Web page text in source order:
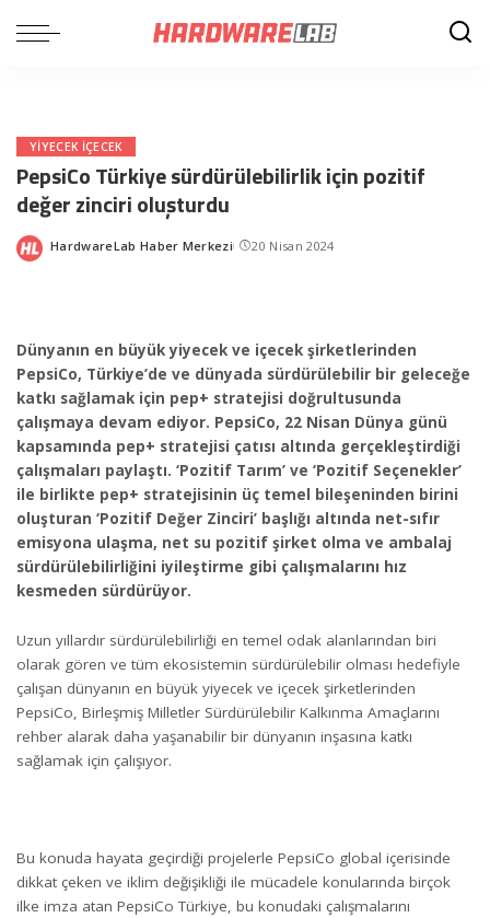
YIYECEK IÇECEK
PepsiCo Türkiye sürdürülebilirlik için pozitif
değer zinciri oluşturdu
Posted
HardwareLab Haber Merkezi 20 Nisan 2024
Dünyanın en büyük yiyecek ve içecek şirketlerinden
PepsiCo, Türkiye’de ve dünyada sürdürülebilir bir geleceğe
katkı sağlamak için pep+ stratejisi doğrultusunda
çalışmaya devam ediyor. PepsiCo, 22 Nisan Dünya günü
kapsamında pep+ stratejisi çatısı altında gerçekleştirdiği
çalışmaları paylaştı. ‘Pozitif Tarım’ ve ‘Pozitif Seçenekler’
ile birlikte pep+ stratejisinin üç temel bileşeninden birini
oluşturan ‘Pozitif Değer Zinciri’ başlığı altında net-sıfır
emisyona ulaşma, net su pozitif şirket olma ve ambalaj
sürdürülebilirliğini iyileştirme gibi çalışmalarını hız
kesmeden sürdürüyor.
Uzun yıllardır sürdürülebilirliği en temel odak alanlarından biri
olarak gören ve tüm ekosistemin sürdürülebilir olması hedefiyle
çalışan dünyanın en büyük yiyecek ve içecek şirketlerinden
PepsiCo, Birleşmiş Milletler Sürdürülebilir Kalkınma Amaçlarını
rehber alarak daha yaşanabilir bir dünyanın inşasına katkı
sağlamak için çalışıyor.
Bu konuda hayata geçirdiği projelerle PepsiCo global içerisinde
dikkat çeken ve iklim değişikliği ile mücadele konularında birçok
ilke imza atan PepsiCo Türkiye, bu konudaki çalışmalarını